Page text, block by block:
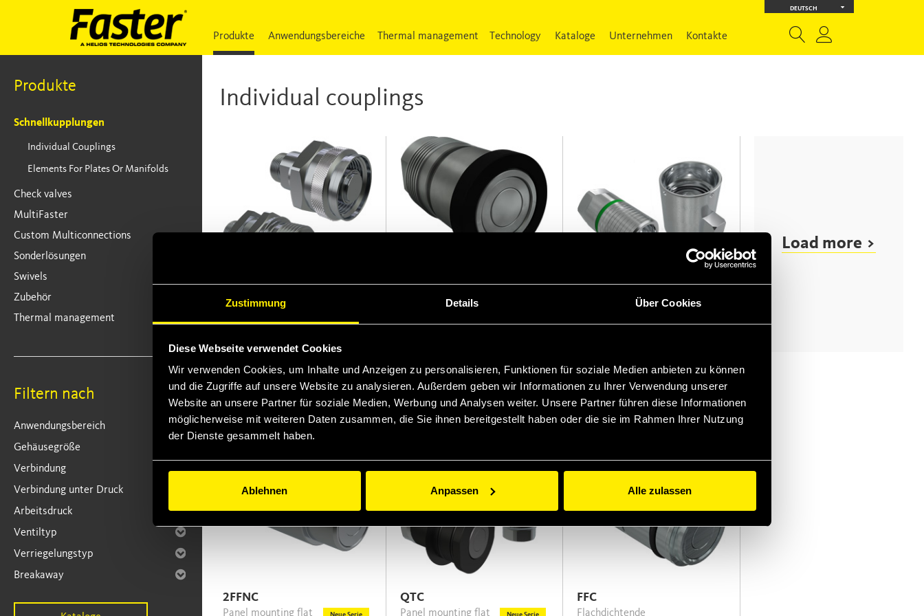
Zustimmung Details Über Cookies
Diese Webseite verwendet Cookies
Wir verwenden Cookies, um Inhalte und Anzeigen zu personalisieren, Funktionen für soziale Medien anbieten zu können
und die Zugriffe auf unsere Website zu analysieren. Außerdem geben wir Informationen zu Ihrer Verwendung unserer
Website an unsere Partner für soziale Medien, Werbung und Analysen weiter. Unsere Partner führen diese Informationen
möglicherweise mit weiteren Daten zusammen, die Sie ihnen bereitgestellt haben oder die sie im Rahmen Ihrer Nutzung
der Dienste gesammelt haben.
Ablehnen Anpassen Alle zulassen
DEUTSCH
Produkte Anwendungsbereiche Thermal management Technology Kataloge Unternehmen Kontakte
Produkte
Schnellkupplungen
Individual Couplings
Elements For Plates Or Manifolds
Check valves
MultiFaster
Custom Multiconnections
Sonderlösungen
Swivels
Zubehör
Thermal management
Filtern nach
Anwendungsbereich
Gehäusegröße
Verbindung
Verbindung unter Druck
Arbeitsdruck
Ventiltyp
Verriegelungstyp
Breakaway
Individual couplings
FLV
compact design.
complete connection and a
longer locking sleeve for an
improved engagement.
Load more >
Elements for plates or manifolds
2FFNC
Neue Serie
Panel mounting flat
QTC
Neue Serie
Panel mounting flat
FFC
Flachdichtende